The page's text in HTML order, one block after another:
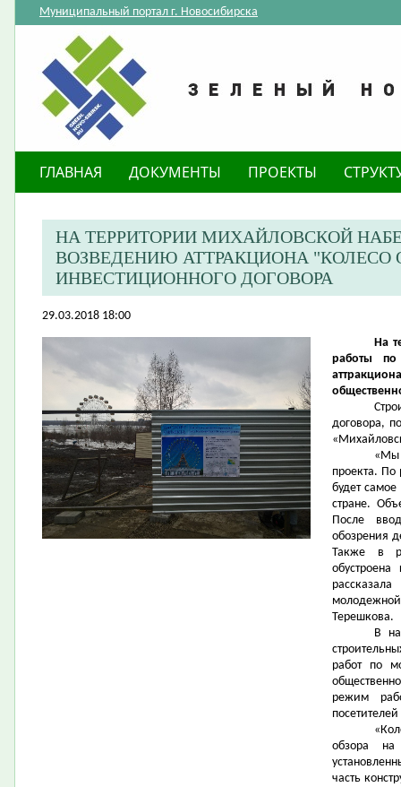
Муниципальный портал г. Новосибирска
ГЛАВНАЯ ДОКУМЕНТЫ ПРОЕКТЫ
НА ТЕРРИТОРИИ МИХАЙЛОВСКОЙ
ВОЗВЕДЕНИЮ АТТРАКЦИОНА "КОЛЕСО
ИНВЕСТИЦИОННОГО ДОГОВОРА
29.03.2018 18:00
На
работы по
договора,
«Мы
проекта. По
будет
стране.
После
обозрения
Также в
Терешкова.
В
работ по
режим
обзора
часть